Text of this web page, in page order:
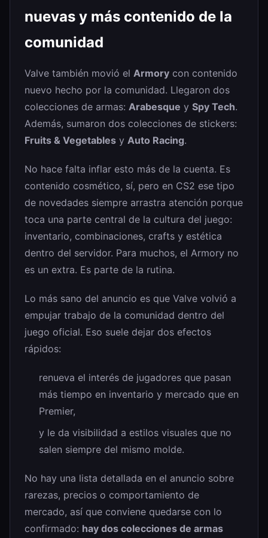
nuevas y más contenido de la
comunidad
Valve también movió el Armory con contenido
nuevo hecho por la comunidad. Llegaron dos
colecciones de armas: Arabesque y Spy Tech.
Además, sumaron dos colecciones de stickers:
Fruits & Vegetables y Auto Racing.
No hace falta inflar esto más de la cuenta. Es
contenido cosmético, sí, pero en CS2 ese tipo
de novedades siempre arrastra atención porque
toca una parte central de la cultura del juego:
inventario, combinaciones, crafts y estética
dentro del servidor. Para muchos, el Armory no
es un extra. Es parte de la rutina.
Lo más sano del anuncio es que Valve volvió a
empujar trabajo de la comunidad dentro del
juego oficial. Eso suele dejar dos efectos
rápidos:
renueva el interés de jugadores que pasan
más tiempo en inventario y mercado que en
Premier,
y le da visibilidad a estilos visuales que no
salen siempre del mismo molde.
No hay una lista detallada en el anuncio sobre
rarezas, precios o comportamiento de
mercado, así que conviene quedarse con lo
confirmado: hay dos colecciones de armas